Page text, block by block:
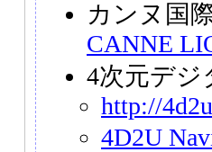
カンヌ国
CANNE
4次元デジ
http://
4D2U